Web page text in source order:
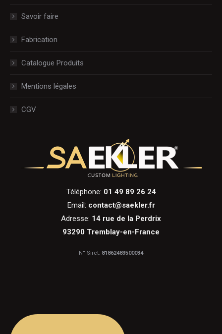
Savoir faire
Fabrication
Catalogue Produits
Mentions légales
CGV
Téléphone: 01 49 89 26 24
Email: contact@saekler.fr
Adresse: 14 rue de la Perdrix
93290 Tremblay-en-France
N° Siret: 81862483500034